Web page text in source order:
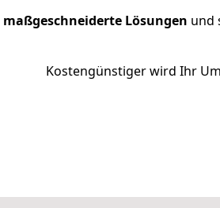
maßgeschneiderte Lösungen und
Kostengünstiger wird Ihr